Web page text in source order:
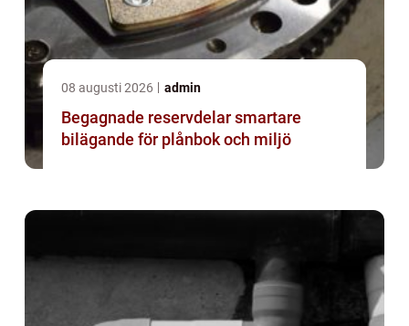
08 augusti 2026 admin
Begagnade reservdelar smartare
bilägande för plånbok och miljö